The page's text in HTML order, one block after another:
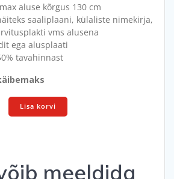
aluse kõrgus 130 cm
saaliplaani, külaliste nimekirja,
vms alusena
ega alusplaati
tavahinnast
Molbert
kogus
Lisa korvi
meeldida